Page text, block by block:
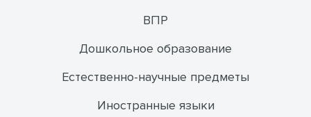
ВПР
Дошкольное образование
Естественно-научные предметы
Иностранные языки